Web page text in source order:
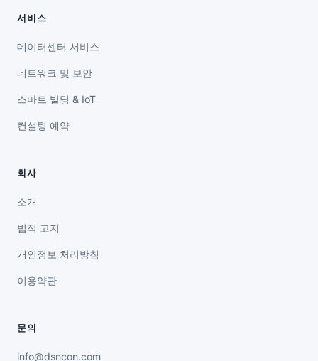
서비스
데이터센터 서비스
네트워크 및 보안
스마트 빌딩 & IoT
컨설팅 예약
회사
소개
법적 고지
개인정보 처리방침
이용약관
문의
info@dsncon.com